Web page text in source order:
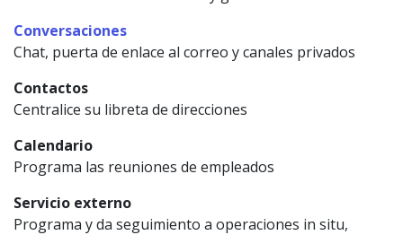
Conversaciones
Chat, puerta de enlace al correo y canales privados
Contactos
Centralice su libreta de direcciones
Calendario
Programa las reuniones de empleados
Servicio externo
Programa y da seguimiento a operaciones in situ,